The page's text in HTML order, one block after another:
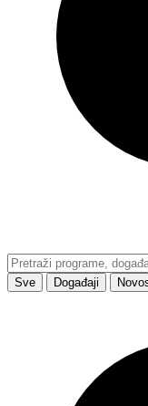
Sve Događaji